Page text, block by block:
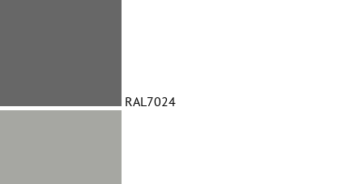
RAL7024